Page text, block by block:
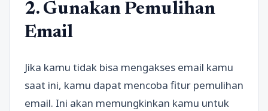
2. Gunakan Pemulihan
Email
Jika kamu tidak bisa mengakses email kamu
saat ini, kamu dapat mencoba fitur pemulihan
email. Ini akan memungkinkan kamu untuk